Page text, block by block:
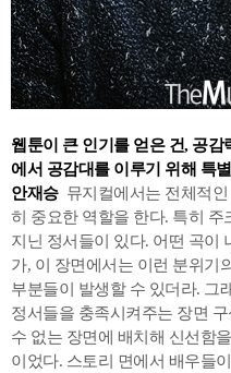
웹툰이 큰 인기를 얻은 건, 공
에서 공감대를 이루기 위해 특
안재승뮤지컬에서는 전체적인
히 중요한 역할을 한다. 특히
지닌 정서들이 있다. 어떤 곡이
가, 이 장면에서는 이런 분위기
부분들이 발생할 수 있더라. 그
정서들을 충족시켜주는 장면
수 없는 장면에 배치해 신선함
이었다. 스토리 면에서 배우들